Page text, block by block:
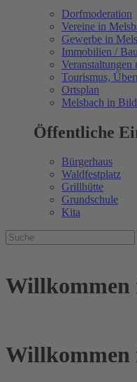
Dorfmoderation
Vereine in
Gewerbe in
Immobilien /
Veranstaltungen
Tourismus,
Ortsplan
Melsbach in
Öffentliche
Bürgerhaus
Waldfestplatz
Grillhütte
Grundschule
Kita
Willkommen
Willkommen